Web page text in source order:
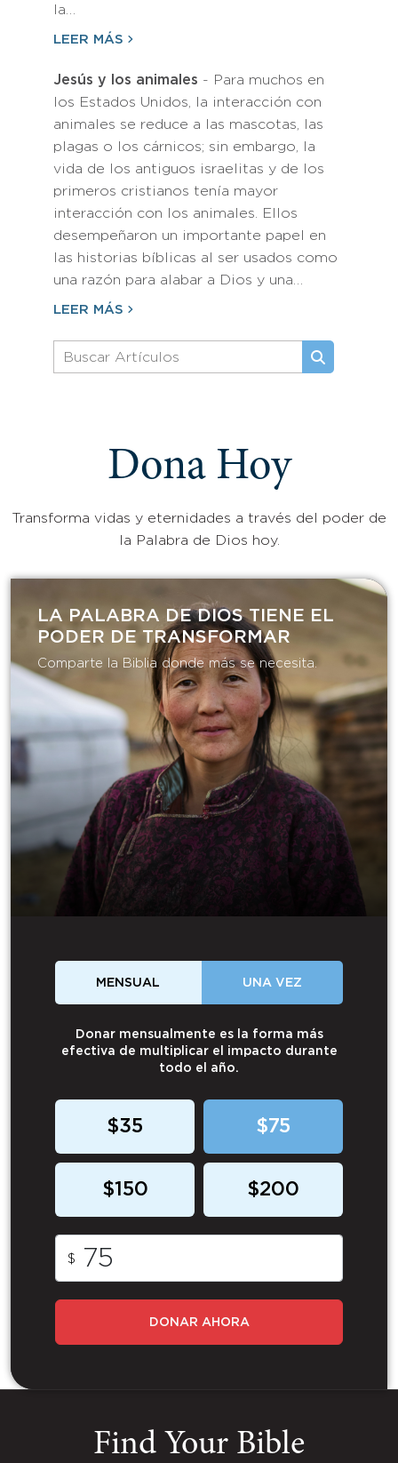
la…
LEER MÁS
Jesús y los animales - Para muchos en
los Estados Unidos, la interacción con
animales se reduce a las mascotas, las
plagas o los cárnicos; sin embargo, la
vida de los antiguos israelitas y de los
primeros cristianos tenía mayor
interacción con los animales. Ellos
desempeñaron un importante papel en
las historias bíblicas al ser usados como
una razón para alabar a Dios y una…
LEER MÁS
Dona Hoy
Transforma vidas y eternidades a través del poder de
la Palabra de Dios hoy.
LA PALABRA DE DIOS TIENE EL
PODER DE TRANSFORMAR​
Comparte la Biblia donde más se necesita.
MENSUAL UNA VEZ
Donar mensualmente es la forma más
efectiva de multiplicar el impacto durante
todo el año.
$35 $75
$150 $200
$
DONAR AHORA
Find Your Bible